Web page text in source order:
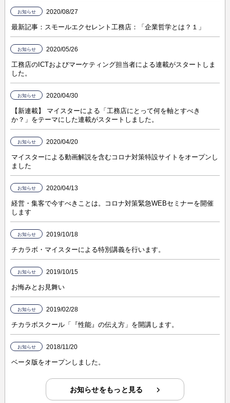
お知らせ 2020/08/27
最新記事：スモールエクセレント工務店：「企業哲学とは？１」
お知らせ 2020/05/26
工務店のICTおよびマーケティング担当者による連載がスタートしま
した。
お知らせ 2020/04/30
【新連載】 マイスターによる「工務店にとって何を軸とすべき
か？」をテーマにした連載がスタートしました。
お知らせ 2020/04/20
マイスターによる動画解説を含むコロナ対策特設サイトをオープンし
ました
お知らせ 2020/04/13
経営・集客で今すべきことは。コロナ対策緊急WEBセミナーを開催
します
お知らせ 2019/10/18
チカラボ・マイスターによる特別講義を行います。
お知らせ 2019/10/15
お悔みとお見舞い
お知らせ 2019/02/28
チカラボスクール「『性能』の伝え方」を開講します。
お知らせ 2018/11/20
ベータ版をオープンしました。
お知らせをもっと見る